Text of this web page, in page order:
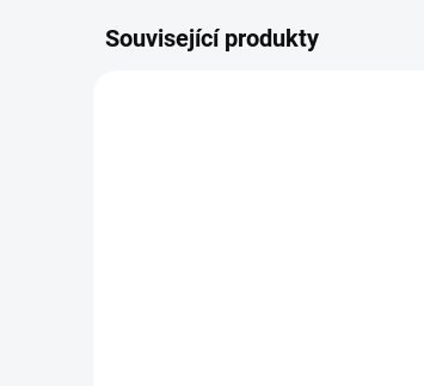
Související produkty